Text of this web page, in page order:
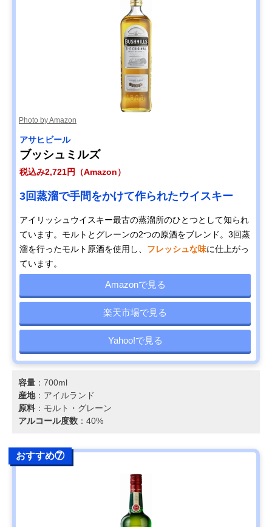
Photo by Amazon
アサヒビール
ブッシュミルズ
税込み2,721円（Amazon）
3回蒸溜で手間をかけて作られたウイスキー
アイリッシュウイスキー最古の蒸溜所のひとつとして知られ
ています。モルトとグレーンの2つの原酒をブレンド。3回蒸
溜を行ったモルト原酒を使用し、 フレッシュな味に仕上がっ
ています。
Amazonで見る
楽天市場で見る
Yahoo!で見る
容量 ：700ml
産地：アイルランド
原料 ：モルト・グレーン
アルコール度数 ：40%
おすすめ⑦